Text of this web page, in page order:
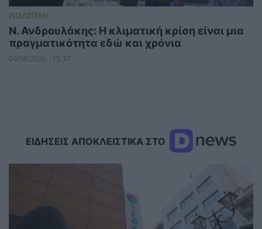
ΠΟΛΙΤΙΚΗ
Ν. Ανδρουλάκης: Η κλιματική κρίση είναι μια
πραγματικότητα εδώ και χρόνια
04/08/2026 - 15:37
ΕΙΔΗΣΕΙΣ ΑΠΟΚΛΕΙΣΤΙΚΑ ΣΤΟ